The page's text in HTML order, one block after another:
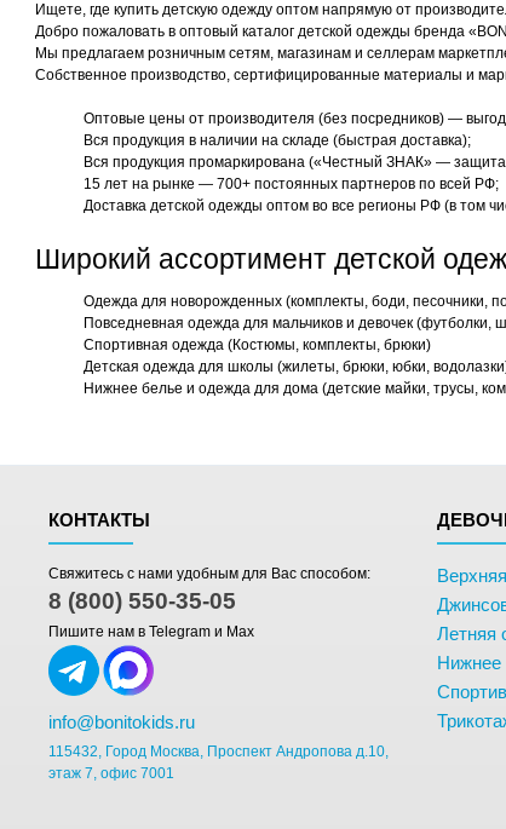
Ищете, где купить детскую одежду оптом напрямую от
Добро пожаловать в оптовый каталог детской одежды бренда
Мы предлагаем розничным сетям, магазинам и селлерам
Собственное производство, сертифицированные материалы и
Оптовые цены от производителя (без посредников) —
Вся продукция в наличии на складе (быстрая доставка);
Вся продукция промаркирована («Честный ЗНАК» —
15 лет на рынке — 700+ постоянных партнеров по всей РФ;
Доставка детской одежды оптом во все регионы РФ (в том
Широкий ассортимент детской
Одежда для новорожденных (комплекты, боди, песочники,
Повседневная одежда для мальчиков и девочек (футболки,
Спортивная одежда (Костюмы, комплекты, брюки)
Детская одежда для школы (жилеты, брюки, юбки,
Нижнее белье и одежда для дома (детские майки, трусы,
КОНТАКТЫ
Свяжитесь с нами удобным для Вас способом:
8 (800) 550-35-05
Пишите нам в Telegram и Max
info@bonitokids.ru
115432, Город Москва, Проспект Андропова д.10,
этаж 7, офис 7001
Летняя
Нижнее